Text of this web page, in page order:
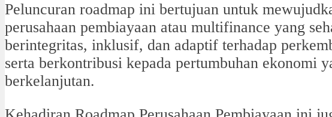
Peluncuran roadmap ini bertujuan untuk
perusahaan pembiayaan atau multifinance yang
berintegritas, inklusif, dan adaptif terhadap
serta berkontribusi kepada pertumbuhan ekonomi
berkelanjutan.